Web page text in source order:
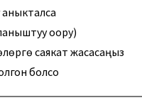
оору)
саякат жасасаңыз
болсо